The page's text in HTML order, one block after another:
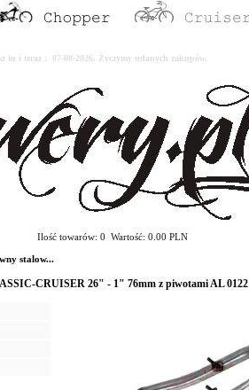
tu i teraz : 07-08-2026. Życzymy udanych zakupów.
Ilość towarów: 0 Wartość: 0.00 PLN
stalow...
CRUISER 26" - 1" 76mm z piwotami AL 0122